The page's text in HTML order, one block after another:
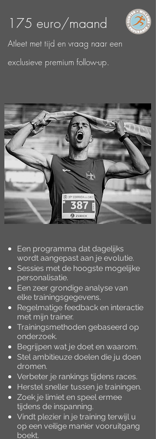
175 euro/maand
Atleet met tijd en vraag naar een
exclusieve premium follow-up.
Een programma dat dagelijks
wordt aangepast aan je evolutie.
Sessies met de hoogste mogelijke
personalisatie.
Een zeer grondige analyse van
elke trainingsgegevens.
Regelmatige feedback en interactie
met mijn trainer.
Trainingsmethoden gebaseerd op
onderzoek.
Begrijpen wat je doet en waarom.
Stel ambitieuze doelen die ju doen
dromen.
Verbeter je rankings tijdens races.
Herstel sneller tussen je trainingen.
Zoek je limiet en speel ermee
tijdens de inspanning.
Vindt plezier in je training terwijl u
op een veilige manier vooruitgang
boekt.